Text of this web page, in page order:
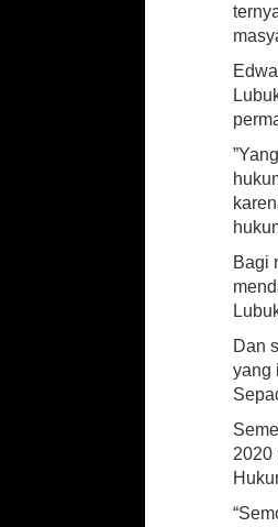
Bagi
Dan
yang
2020